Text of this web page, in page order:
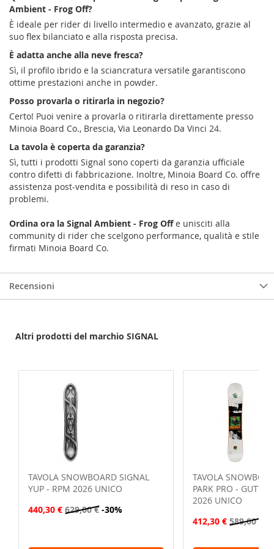
Ambient - Frog Off?
È ideale per rider di livello intermedio e avanzato, grazie al
suo flex bilanciato e alla risposta precisa.
È adatta anche alla neve fresca?
Sì, il profilo ibrido e la sciancratura versatile garantiscono
ottime prestazioni anche in powder.
Posso provarla o ritirarla in negozio?
Certo! Puoi venire a provarla o ritirarla direttamente presso
Minoia Board Co., Brescia, Via Leonardo Da Vinci 24.
La tavola è coperta da garanzia?
Sì, tutti i prodotti Signal sono coperti da garanzia ufficiale
contro difetti di fabbricazione. Inoltre, Minoia Board Co. offre
assistenza post-vendita e possibilità di reso in caso di
problemi.
Ordina ora la Signal Ambient - Frog Offe unisciti alla
community di rider che scelgono performance, qualità e stile
firmati Minoia Board Co.
Recensioni
Altri prodotti del marchio SIGNAL
TAVOLA SNOWBOARD SIGNAL
YUP - RPM 2026 UNICO
440,30 € 629,00 € -30%
TAVOLA
PARK PRO -
2026 UNICO
412,30 € 589,00 €